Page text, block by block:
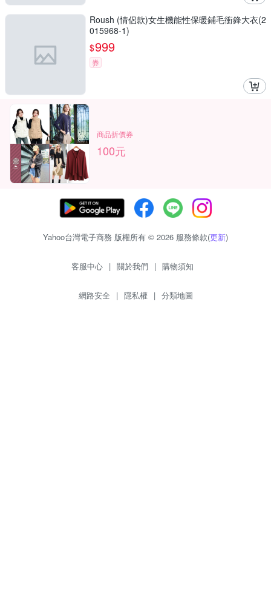
Roush (情侶款)女生機能性保暖鋪毛衝鋒大衣(2
015968-1)
$999
券
商品折價券
100元
Yahoo台灣電子商務 版權所有 © 2026 服務條款(更新)
客服中心 | 關於我們 | 購物須知
網路安全 | 隱私權 | 分類地圖